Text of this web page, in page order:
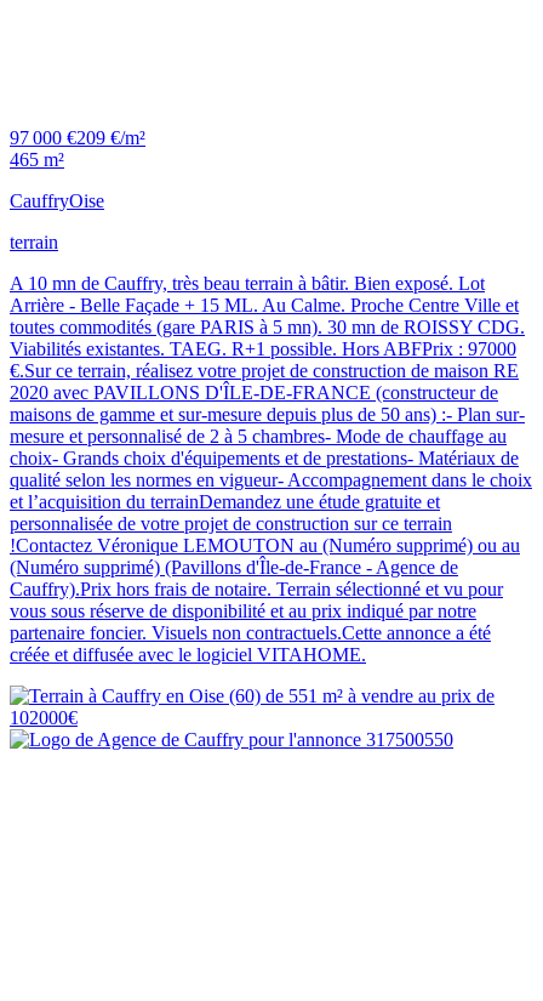
97 000 €209 €/m²
465 m²
CauffryOise
terrain
A 10 mn de Cauffry, très beau terrain à bâtir. Bien exposé. Lot
Arrière - Belle Façade + 15 ML. Au Calme. Proche Centre Ville et
toutes commodités (gare PARIS à 5 mn). 30 mn de ROISSY CDG.
Viabilités existantes. TAEG. R+1 possible. Hors ABFPrix : 97000
€.Sur ce terrain, réalisez votre projet de construction de maison RE
2020 avec PAVILLONS D'ÎLE-DE-FRANCE (constructeur de
maisons de gamme et sur-mesure depuis plus de 50 ans) :- Plan sur-
mesure et personnalisé de 2 à 5 chambres- Mode de chauffage au
choix- Grands choix d'équipements et de prestations- Matériaux de
qualité selon les normes en vigueur- Accompagnement dans le choix
et l’acquisition du terrainDemandez une étude gratuite et
personnalisée de votre projet de construction sur ce terrain
!Contactez Véronique LEMOUTON au (Numéro supprimé) ou au
(Numéro supprimé) (Pavillons d'Île-de-France - Agence de
Cauffry).Prix hors frais de notaire. Terrain sélectionné et vu pour
vous sous réserve de disponibilité et au prix indiqué par notre
partenaire foncier. Visuels non contractuels.Cette annonce a été
créée et diffusée avec le logiciel VITAHOME.